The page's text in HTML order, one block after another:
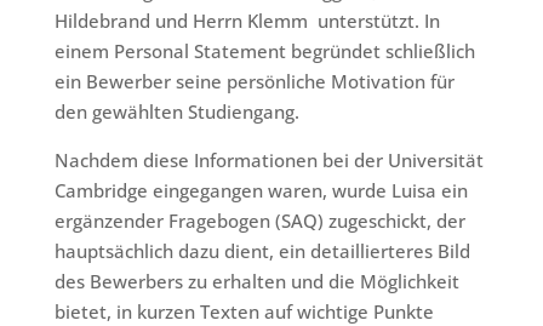
Hildebrand und Herrn Klemm unterstützt. In
einem Personal Statement begründet schließlich
ein Bewerber seine persönliche Motivation für
den gewählten Studiengang.
Nachdem diese Informationen bei der Universität
Cambridge eingegangen waren, wurde Luisa ein
ergänzender Fragebogen (SAQ) zugeschickt, der
hauptsächlich dazu dient, ein detaillierteres Bild
des Bewerbers zu erhalten und die Möglichkeit
bietet, in kurzen Texten auf wichtige Punkte